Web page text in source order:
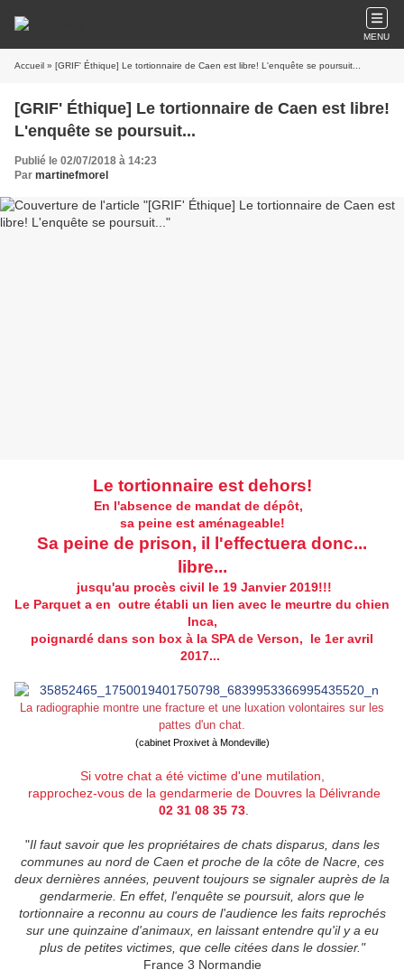
MENU
Accueil » [GRIF' Éthique] Le tortionnaire de Caen est libre! L'enquête se poursuit...
[GRIF' Éthique] Le tortionnaire de Caen est libre!
L'enquête se poursuit...
Publié le 02/07/2018 à 14:23
Par martinefmorel
Le tortionnaire est dehors!
En l'absence de mandat de dépôt,
sa peine est aménageable!
Sa peine de prison, il l'effectuera donc...
libre...
jusqu'au procès civil le 19 Janvier 2019!!!
Le Parquet a en outre établi un lien avec le meurtre du chien
Inca,
poignardé dans son box à la SPA de Verson,
le 1er avril
2017...
La radiographie montre une fracture et une luxation volontaires sur les
pattes d'un chat.
(cabinet Proxivet à Mondeville)
Si votre chat a été victime d'une mutilation,
rapprochez-vous de la gendarmerie de Douvres la Délivrande
02 31 08 35 73
"Il faut savoir que les propriétaires de chats disparus, dans les
communes au nord de Caen et proche de la côte de Nacre, ces
deux dernières années, peuvent toujours se signaler auprès de la
gendarmerie. En effet, l'enquête se poursuit, alors que le
tortionnaire a reconnu au cours de l'audience les faits reprochés
sur une quinzaine d'animaux, en laissant entendre qu'il y a eu
plus de petites victimes, que celle citées dans le dossier."
France 3 Normandie